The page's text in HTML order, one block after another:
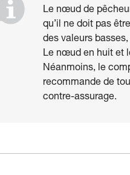
Le nœud de
qu’il ne doit pas
des valeurs
Le nœud en huit et
Néanmoins, le
recommande de
contre-assurage.